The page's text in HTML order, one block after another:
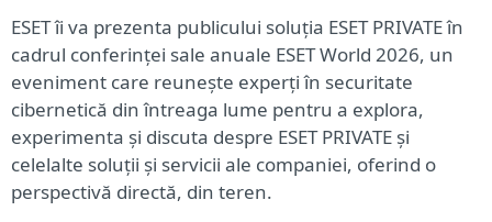
ESET îi va prezenta publicului soluția ESET PRIVATE în
cadrul conferinței sale anuale ESET World 2026, un
eveniment care reunește experți în securitate
cibernetică din întreaga lume pentru a explora,
experimenta și discuta despre ESET PRIVATE și
celelalte soluții și servicii ale companiei, oferind o
perspectivă directă, din teren.